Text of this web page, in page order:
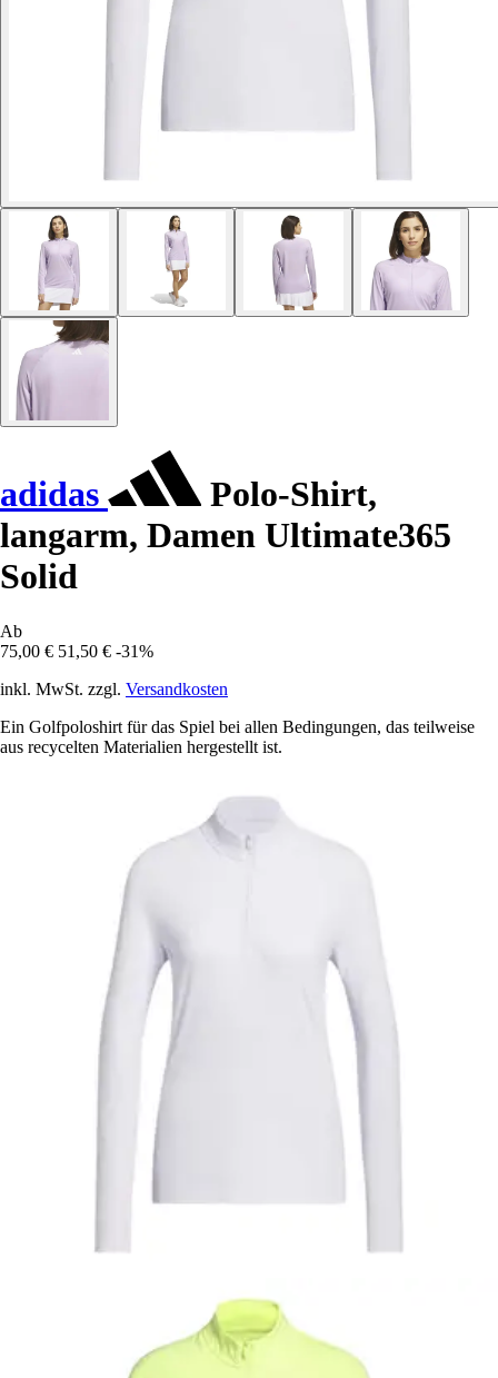
adidas
Polo-Shirt,
langarm, Damen Ultimate365
Solid
Ab
75,00 € 51,50 € -31%
inkl. MwSt. zzgl. Versandkosten
Ein Golfpoloshirt für das Spiel bei allen Bedingungen, das teilweise
aus recycelten Materialien hergestellt ist.